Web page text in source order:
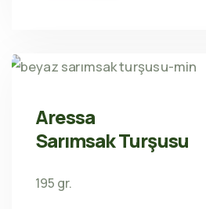
Aressa
Sarımsak Turşusu
195 gr.